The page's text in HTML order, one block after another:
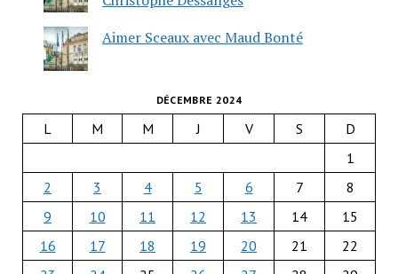
Aimer Sceaux avec Maud Bonté
DÉCEMBRE 2024
L M M J V S
D
1
2
3 4 5 6 7
8
9
10 11 12 13 14
15
16
17 18 19 20 21
22